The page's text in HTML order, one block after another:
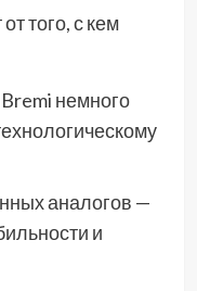
того, с кем
немного
аналогов —
и